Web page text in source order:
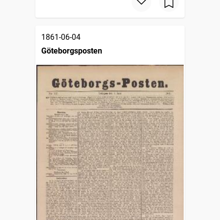
1861-06-04
Göteborgsposten